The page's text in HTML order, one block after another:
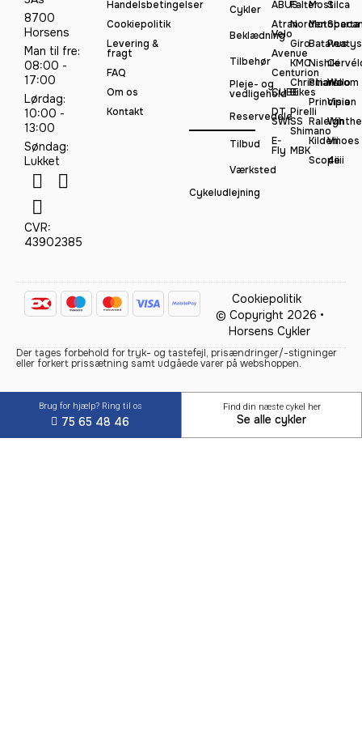
8700
Horsens
Man til fre:
08:00 -
17:00
Lørdag:
10:00 -
13:00
Søndag:
Lukket
CVR:
43902385
Handelsbetingelser
Cookiepolitik
Levering &
fragt
FAQ
Om os
Kontakt
Cykler
Beklædning
Tilbehør
Pleje- og
vedligehold
Reservedele
Tilbud
Værksted
Cykeludlejning
ABUS
Atran
Velo
Avenue
Centurion
CUBE
DT
SWISS
E-
Fly
Falter
Norden
Giro
KMC
Christiania
Bikes
Pirelli
Shimano
MBK
Most
Batavus
Nishiki
Pinarello
Principia
Raleigh
Kildemoes
Scope
Silca
Sparta
Peatys
Woom
Vision
Vii
4iiii
Cookiepolitik
© Copyright 2026 •
Horsens Cykler
Der tages forbehold for tryk- og tastefejl, prisændringer/-stigninger
eller forkert prissætning samt udgåede varer på webshoppen.
Brug for hjælp? Ring til os
75 65 48 46
Find din næste cykel her
Se alle cykler